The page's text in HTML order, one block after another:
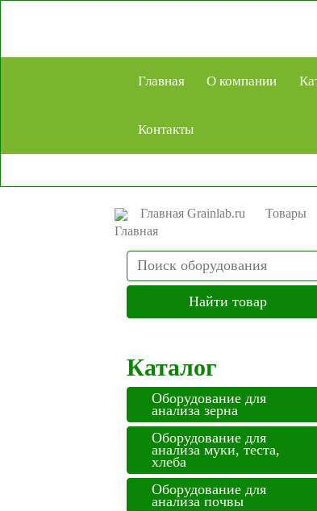
Главная О компании
Контакты
Главная Grainlab.ru Товары
Search
Каталог
Оборудование для
анализа зерна
Оборудование для
анализа муки, теста,
хлеба
Оборудование для
анализа почвы